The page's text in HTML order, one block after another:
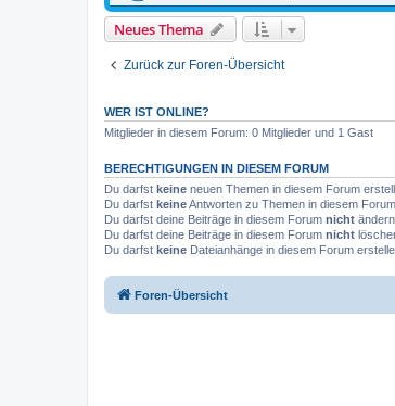
Neues Thema
Zurück zur Foren-Übersicht
WER IST ONLINE?
Mitglieder in diesem Forum: 0 Mitglieder und 1 Gast
BERECHTIGUNGEN IN DIESEM FORUM
Du darfst keine neuen Themen in diesem Forum
Du darfst keineAntworten zu Themen in diesem
Du darfst deine Beiträge in diesem Forum nicht ändern.
Du darfst deine Beiträge in diesem Forum nicht
Du darfst keine Dateianhänge in diesem Forum
Foren-Übersicht